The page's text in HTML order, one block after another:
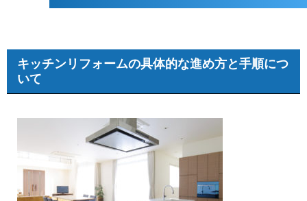
キッチンリフォームの具体的な進め方と手順につ
いて